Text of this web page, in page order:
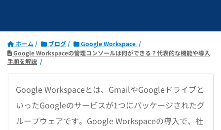
ホーム ブログ
Google Workspace
Google Workspaceの管理コンソールは何ができる？代表的な機能や導入
手順を解説
Google Workspaceとは、GmailやGoogleドライブと
いったGoogleのサービスが1つにパッケージされたグ
ループウェアです。Google Workspaceの導入で、社